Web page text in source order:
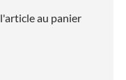
au panier